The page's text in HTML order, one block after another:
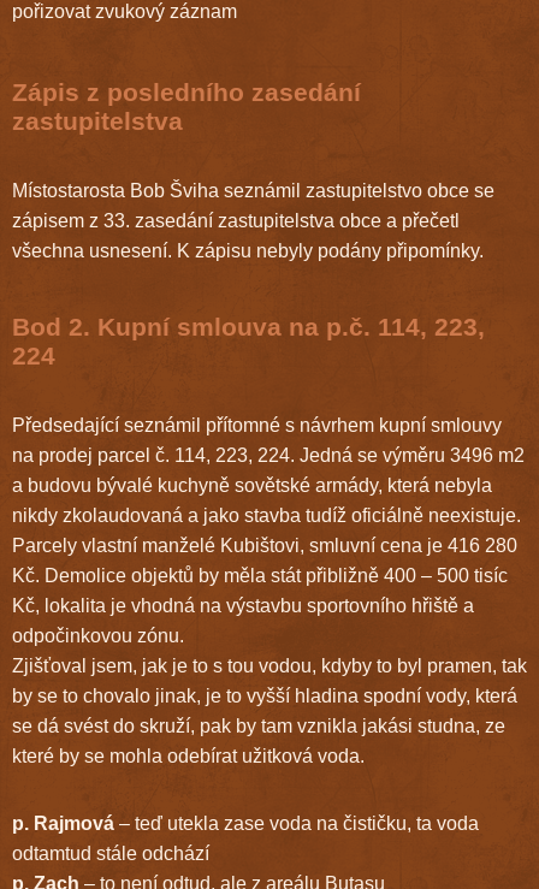
pořizovat zvukový záznam
Zápis z posledního zasedání
zastupitelstva
Místostarosta Bob Šviha seznámil zastupitelstvo obce se
zápisem z 33. zasedání zastupitelstva obce a přečetl
všechna usnesení. K zápisu nebyly podány připomínky.
Bod 2. Kupní smlouva na p.č. 114, 223,
224
Předsedající seznámil přítomné s návrhem kupní smlouvy
na prodej parcel č. 114, 223, 224. Jedná se výměru 3496 m2
a budovu bývalé kuchyně sovětské armády, která nebyla
nikdy zkolaudovaná a jako stavba tudíž oficiálně neexistuje.
Parcely vlastní manželé Kubištovi, smluvní cena je 416 280
Kč. Demolice objektů by měla stát přibližně 400 – 500 tisíc
Kč, lokalita je vhodná na výstavbu sportovního hřiště a
odpočinkovou zónu.
Zjišťoval jsem, jak je to s tou vodou, kdyby to byl pramen, tak
by se to chovalo jinak, je to vyšší hladina spodní vody, která
se dá svést do skruží, pak by tam vznikla jakási studna, ze
které by se mohla odebírat užitková voda.
p. Rajmová – teď utekla zase voda na čističku, ta voda
odtamtud stále odchází
p. Zach – to není odtud, ale z areálu Butasu